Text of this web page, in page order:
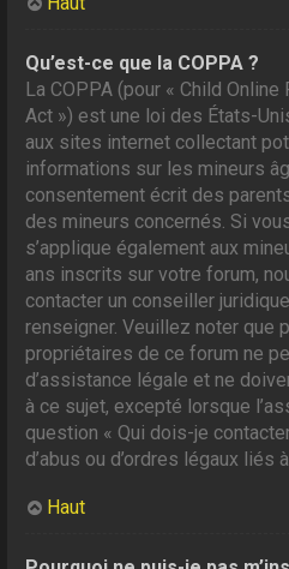
Qu’est-ce que la COPPA ?
La COPPA (pour « Child
Act ») est une loi des États-
aux sites internet collectant
informations sur les mineurs
consentement écrit des
des mineurs concernés. Si
s’applique également aux
ans inscrits sur votre forum,
contacter un conseiller
renseigner. Veuillez noter que
propriétaires de ce forum ne
d’assistance légale et ne
à ce sujet, excepté lorsque
question « Qui dois-je
d’abus ou d’ordres légaux liés
Haut